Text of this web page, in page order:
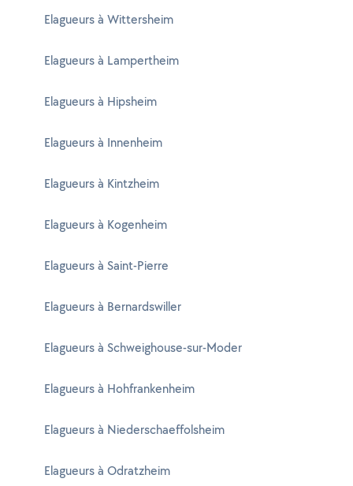
Elagueurs à Wittersheim
Elagueurs à Lampertheim
Elagueurs à Hipsheim
Elagueurs à Innenheim
Elagueurs à Kintzheim
Elagueurs à Kogenheim
Elagueurs à Saint-Pierre
Elagueurs à Bernardswiller
Elagueurs à Schweighouse-sur-Moder
Elagueurs à Hohfrankenheim
Elagueurs à Niederschaeffolsheim
Elagueurs à Odratzheim